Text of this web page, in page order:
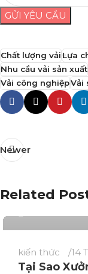
GỬI YÊU CẦU
Chất lượng vảiLựa
Nhu cầu vải sản xuất
Vải công nghiệpVải
Newer
Related
kiến thức 14
Tại Sao